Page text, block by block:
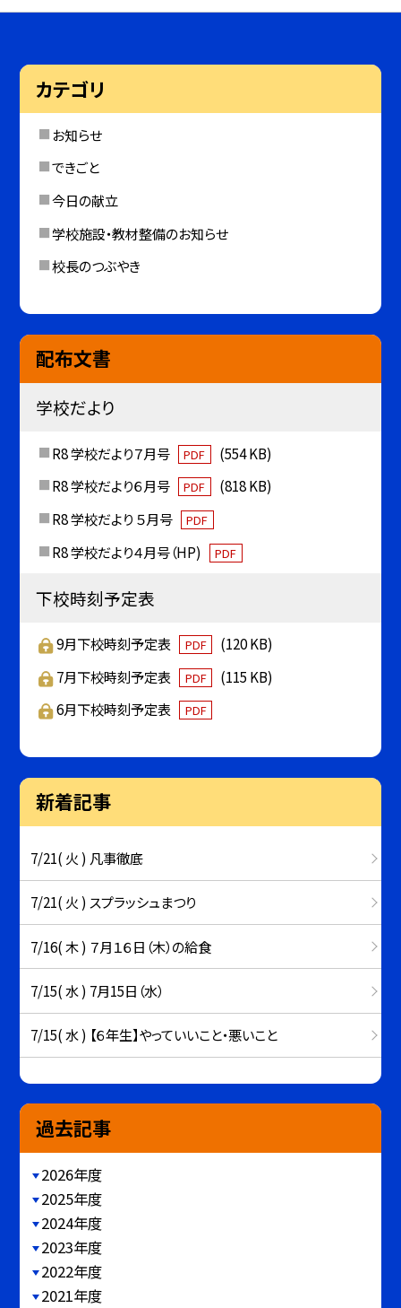
カテゴリ
お知らせ
できごと
今日の献立
学校施設・教材整備のお知らせ
校長のつぶやき
配布文書
学校だより
R8 学校だより７月号 PDF
(554 KB)
R8 学校だより６月号
PDF
(818 KB)
R8 学校だより ５月号
PDF
R8 学校だより４月号（HP) PDF
下校時刻予定表
9月下校時刻予定表 PDF
(120 KB)
7月下校時刻予定表
PDF
(115 KB)
6月下校時刻予定表
PDF
新着記事
7/21( 火 ) 凡事徹底
7/21( 火 ) スプラッシュまつり
7/16( 木 ) ７月１６日（木）の給食
7/15( 水 ) 7月15日（水）
7/15( 水 ) 【６年生】やっていいこと・悪いこと
過去記事
2026年度
2025年度
2024年度
2023年度
2022年度
2021年度